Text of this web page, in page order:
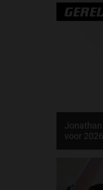
voor
Per 2026
hallo tegen